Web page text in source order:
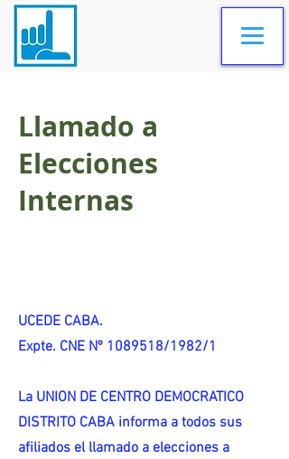
Llamado a
Elecciones
Internas
UCEDE CABA.
Expte. CNE Nº 1089518/1982/1
La UNION DE CENTRO DEMOCRATICO
DISTRITO CABA informa a todos sus
afiliados el llamado a elecciones a